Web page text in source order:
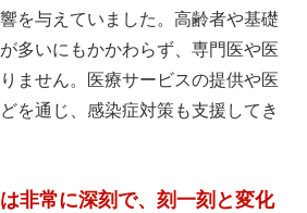
を与えていました。高齢者や基礎
多いにもかかわらず、専門医や医
ません。医療サービスの提供や医
を通じ、感染症対策も支援してき
非常に深刻で、刻一刻と変化